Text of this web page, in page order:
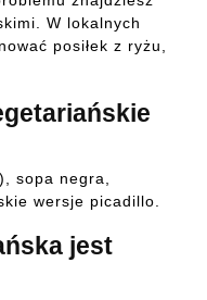
W lokalnych
posiłek z ryżu,
sopa negra,
wersje picadillo.
jest